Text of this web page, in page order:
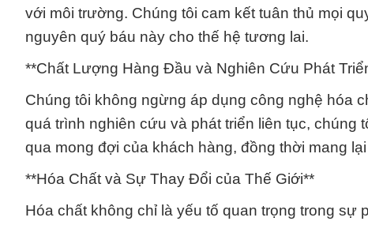
với môi trường. Chúng tôi cam kết tuân thủ mọi
nguyên quý báu này cho thế hệ tương lai.
**Chất Lượng Hàng Đầu và Nghiên Cứu Phát
Chúng tôi không ngừng áp dụng công nghệ hóa
quá trình nghiên cứu và phát triển liên tục,
qua mong đợi của khách hàng, đồng thời mang
**Hóa Chất và Sự Thay Đổi của Thế Giới**
Hóa chất không chỉ là yếu tố quan trọng trong sự